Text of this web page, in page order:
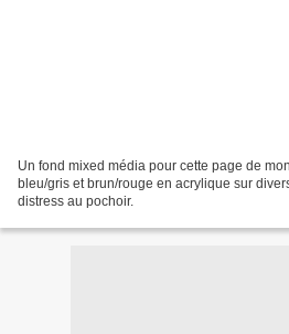
Un fond mixed média pour cette page de
bleu/gris et brun/rouge en acrylique sur
distress au pochoir.